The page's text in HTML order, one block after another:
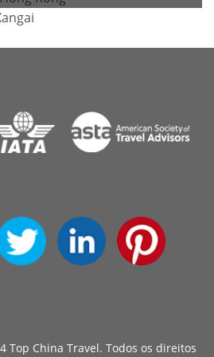
Top China Travel. Todos os direitos